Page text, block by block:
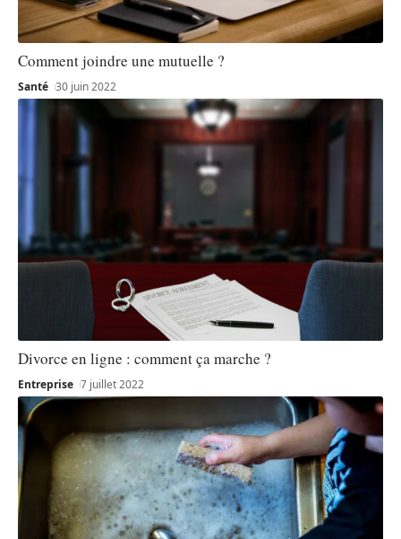
Comment joindre une mutuelle ?
Santé 30 juin 2022
Divorce en ligne : comment ça marche ?
Entreprise 7 juillet 2022